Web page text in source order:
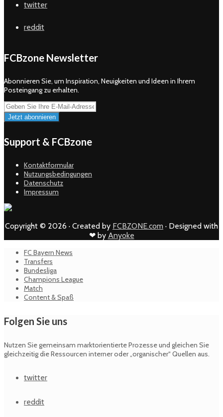
twitter
reddit
FCBzone Newsletter
Abonnieren Sie, um Inspiration, Neuigkeiten und Ideen in Ihrem
Posteingang zu erhalten.
Support & FCBzone
Kontaktformular
Nutzungsbedingungen
Datenschutz
Impressum
Copyright © 2026 · Created by FCBZONE.com · Designed with
❤ by Anyoke
FC Bayern News
Transfers
Bundesliga
Champions League
Match
Content & Spaß
Folgen Sie uns
Nutzen Sie gemeinsam marktorientierte Prozesse und gleichen Sie
gleichzeitig die Ressourcen interner oder „organischer“ Quellen aus.
twitter
reddit